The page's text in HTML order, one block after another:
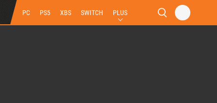
PC PS5 XBS SWITCH PLUS